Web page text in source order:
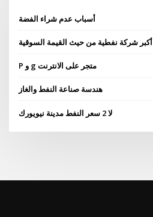
أسباب عدم شراء الفضة
أكبر شركة نفطية من حيث القيمة السوقية
P و g متجر على الانترنت
هندسة صناعة النفط والغاز
لا 2 سعر النفط مدينة نيويورك